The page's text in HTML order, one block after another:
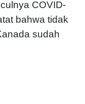
COVID-
bahwa tidak
sudah